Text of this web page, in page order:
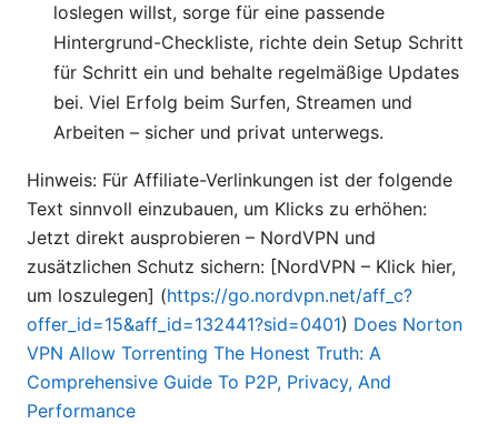
loslegen willst, sorge für eine passende
Hintergrund-Checkliste, richte dein Setup Schritt
für Schritt ein und behalte regelmäßige Updates
bei. Viel Erfolg beim Surfen, Streamen und
Arbeiten – sicher und privat unterwegs.
Hinweis: Für Affiliate-Verlinkungen ist der folgende
Text sinnvoll einzubauen, um Klicks zu erhöhen:
Jetzt direkt ausprobieren – NordVPN und
zusätzlichen Schutz sichern: [NordVPN – Klick hier,
um loszulegen] (https://go.nordvpn.net/aff_c?
offer_id=15&aff_id=132441?sid=0401) Does Norton
VPN Allow Torrenting The Honest Truth: A
Comprehensive Guide To P2P, Privacy, And
Performance